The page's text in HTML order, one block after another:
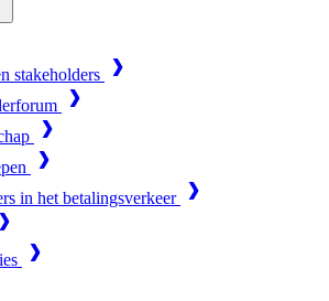
stakeholders
in het betalingsverkeer